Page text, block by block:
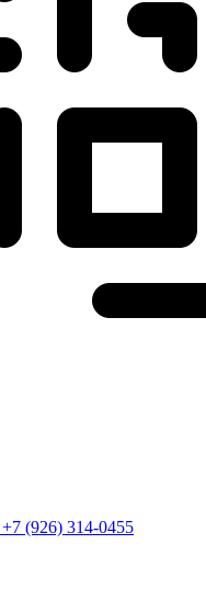
+7 (926) 314-0455